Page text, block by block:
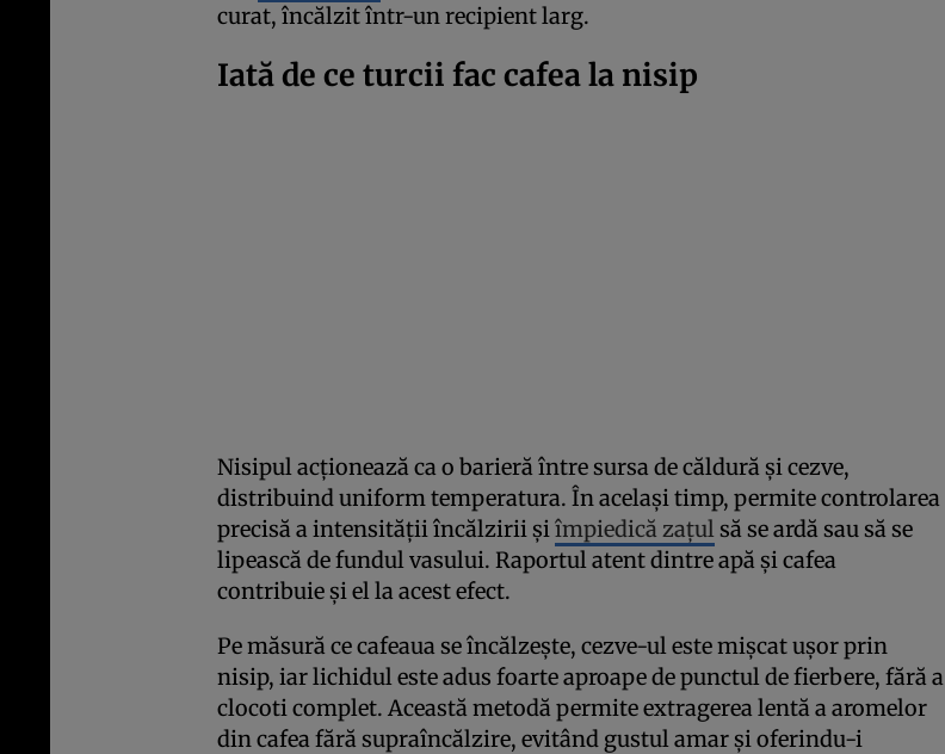
curat, încălzit într-un recipient larg.
Iată de ce turcii fac cafea la nisip
Nisipul acționează ca o barieră între sursa de căldură și cezve,
distribuind uniform temperatura. În același timp, permite controlarea
precisă a intensității încălzirii șiîmpiedică zațul să se ardă sau să se
lipească de fundul vasului. Raportul atent dintre apă și cafea
contribuie și el la acest efect.
Pe măsură ce cafeaua se încălzește, cezve-ul este mișcat ușor prin
nisip, iar lichidul este adus foarte aproape de punctul de fierbere, fără a
clocoti complet. Această metodă permite extragerea lentă a aromelor
din cafea fără supraîncălzire, evitând gustul amar și oferindu-i